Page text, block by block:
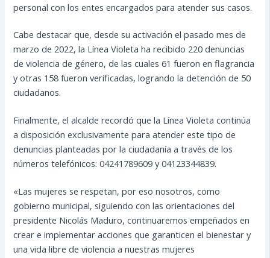
personal con los entes encargados para atender sus casos.
Cabe destacar que, desde su activación el pasado mes de
marzo de 2022, la Línea Violeta ha recibido 220 denuncias
de violencia de género, de las cuales 61 fueron en flagrancia
y otras 158 fueron verificadas, logrando la detención de 50
ciudadanos.
Finalmente, el alcalde recordó que la Línea Violeta continúa
a disposición exclusivamente para atender este tipo de
denuncias planteadas por la ciudadanía a través de los
números telefónicos: 04241789609 y 04123344839.
«Las mujeres se respetan, por eso nosotros, como
gobierno municipal, siguiendo con las orientaciones del
presidente Nicolás Maduro, continuaremos empeñados en
crear e implementar acciones que garanticen el bienestar y
una vida libre de violencia a nuestras mujeres